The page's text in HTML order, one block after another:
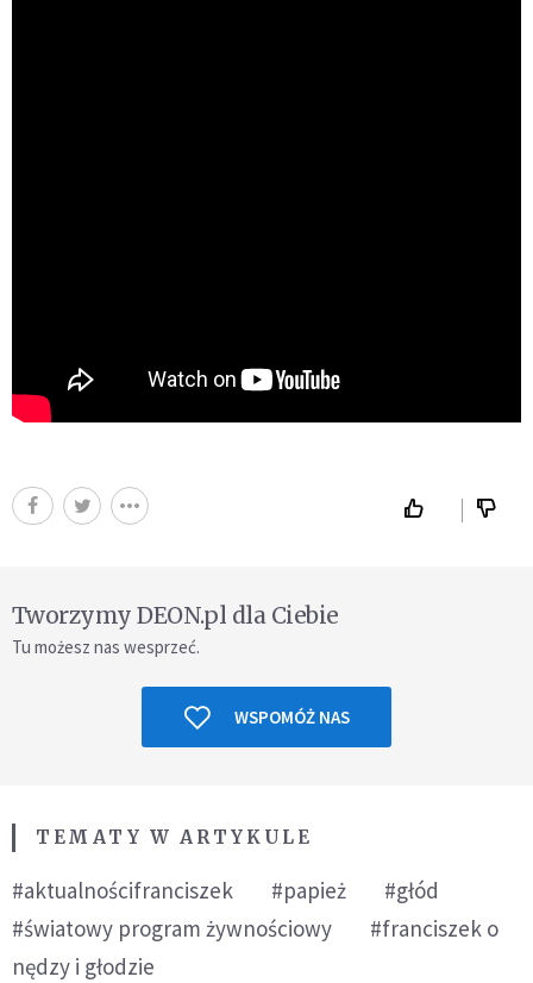
Tworzymy DEON.pl dla Ciebie
Tu możesz nas wesprzeć.
WSPOMÓŻ NAS
TEMATY W ARTYKULE
#aktualnościfranciszek #papież
#głód
#światowy program żywnościowy
#franciszek o
nędzy i głodzie